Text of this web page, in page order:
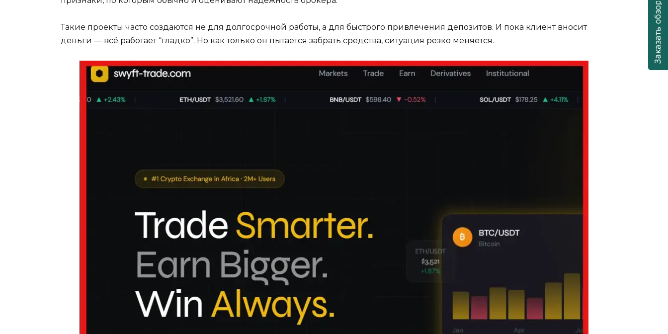
Такие проекты часто создаются не для долгосрочной работы, а для быстрого привлечения депозитов. И пока клиент вносит
деньги — всё работает “гладко”. Но как только он пытается забрать средства, ситуация резко меняется.